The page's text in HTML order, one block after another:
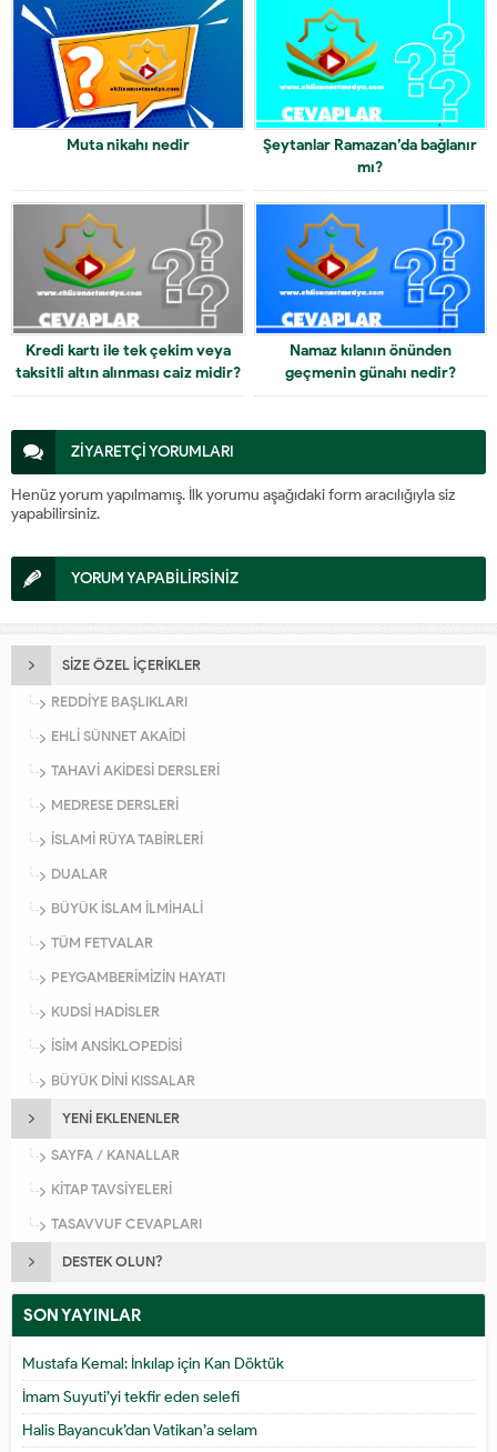
Muta nikahı nedir
Şeytanlar Ramazan’da bağlanır
mı?
Kredi kartı ile tek çekim veya
taksitli altın alınması caiz midir?
Namaz kılanın önünden
geçmenin günahı nedir?
ZİYARETÇİ YORUMLARI
Henüz yorum yapılmamış. İlk yorumu aşağıdaki form aracılığıyla siz
yapabilirsiniz.
YORUM YAPABİLİRSİNİZ
SİZE ÖZEL İÇERİKLER
REDDİYE BAŞLIKLARI
EHLİ SÜNNET AKAİDİ
TAHAVİ AKİDESİ DERSLERİ
MEDRESE DERSLERİ
İSLAMİ RÜYA TABİRLERİ
DUALAR
BÜYÜK İSLAM İLMİHALİ
TÜM FETVALAR
PEYGAMBERİMİZİN HAYATI
KUDSİ HADİSLER
İSİM ANSİKLOPEDİSİ
BÜYÜK DİNİ KISSALAR
YENİ EKLENENLER
SAYFA / KANALLAR
KİTAP TAVSİYELERİ
TASAVVUF CEVAPLARI
DESTEK OLUN?
SON YAYINLAR
Mustafa Kemal: İnkılap için Kan Döktük
İmam Suyuti’yi tekfir eden selefi
Halis Bayancuk’dan Vatikan’a selam